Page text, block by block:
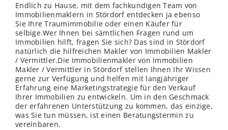
Endlich zu Hause, mit dem fachkundigen Team von
Immobilienmaklern in Stördorf entdecken ja ebenso
Sie Ihre Traumimmobilie oder einen Käufer für
selbige.Wer Ihnen bei sämtlichen Fragen rund um
Immobilien hilft, fragen Sie sich? Das sind in Stördorf
natürlich die hilfreichen Makler von Immobilien Makler
/ Vermittler.Die Immobilienmakler von Immobilien
Makler / Vermittler in Stördorf stellen Ihnen IhrWissen
gerne zur Verfügung und helfen mit langjähriger
Erfahrung eine Marketingstrategie für den Verkauf
Ihrer Immobilien zu entwickeln. Um in den Geschmack
der erfahrenen Unterstützung zu kommen, das einzige,
was Sie tun müssen, ist einen Beratungstermin zu
vereinbaren.